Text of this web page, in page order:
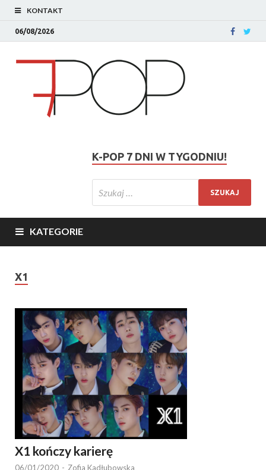
KONTAKT
06/08/2026
K-POP 7 DNI W TYGODNIU!
KATEGORIE
X1
X1 kończy karierę
06/01/2020 - Zofia Kadłubowska